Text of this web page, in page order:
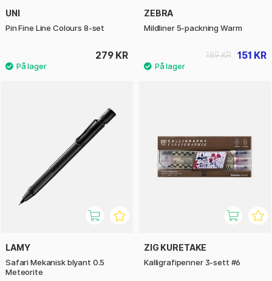
UNI
Pin Fine Line Colours 8-set
279 KR
ZEBRA
Mildliner 5-packning Warm
151 KR
189 KR
LAMY
Safari Mekanisk blyant 0.5
Meteorite
ZIG KURETAKE
Kalligrafipenner 3-sett #6